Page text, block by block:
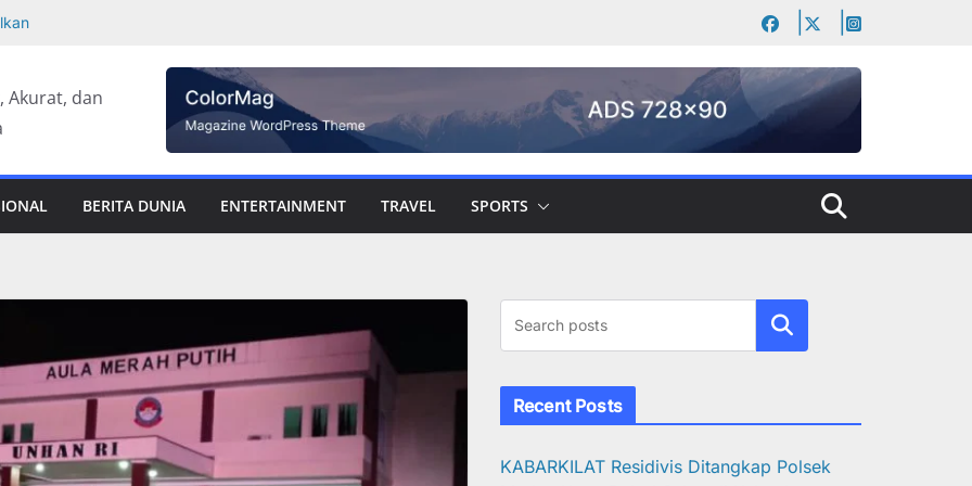
Kota, Bobol
Publisher
KTA yang
Akurat, dan
BERITA DUNIA ENTERTAINMENT TRAVEL SPORTS
Cari
Recent Posts
KABARKILAT Residivis Ditangkap Polsek